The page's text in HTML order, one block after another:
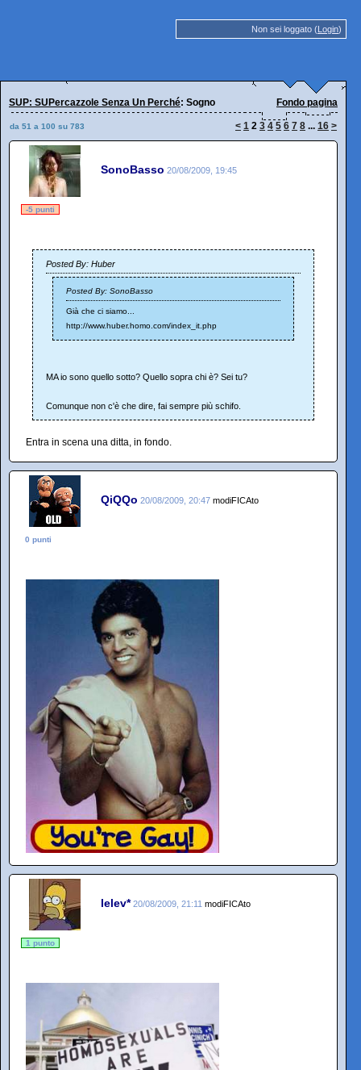
Non sei loggato (Login)
SUP: SUPercazzole Senza Un Perché: Sogno Fondo pagina
da 51 a 100 su 783 < 1 2 3 4 5 6 7 8 ... 16 >
SonoBasso 20/08/2009, 19:45
-5 punti
Posted By: Huber
Posted By: SonoBasso
Già che ci siamo...
http://www.huber.homo.com/index_it.php
MA io sono quello sotto? Quello sopra chi è? Sei tu?
Comunque non c'è che dire, fai sempre più schifo.
Entra in scena una ditta, in fondo.
QiQQo 20/08/2009, 20:47 modiFICAto
0 punti
lelev* 20/08/2009, 21:11 modiFICAto
1 punto